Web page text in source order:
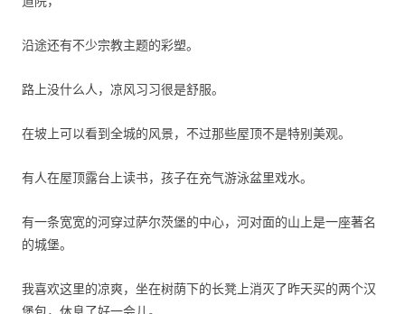
沿途还有不少宗教主题的彩塑。
路上没什么人，凉风习习很是舒服。
在坡上可以看到全城的风景，不过那些屋顶不是特别美观。
有人在屋顶露台上读书，孩子在充气游泳盆里戏水。
有一条宽宽的河穿过萨尔茨堡的中心，河对面的山上是一座著名
的城堡。
我喜欢这里的凉爽，坐在树荫下的长凳上消灭了昨天买的两个汉